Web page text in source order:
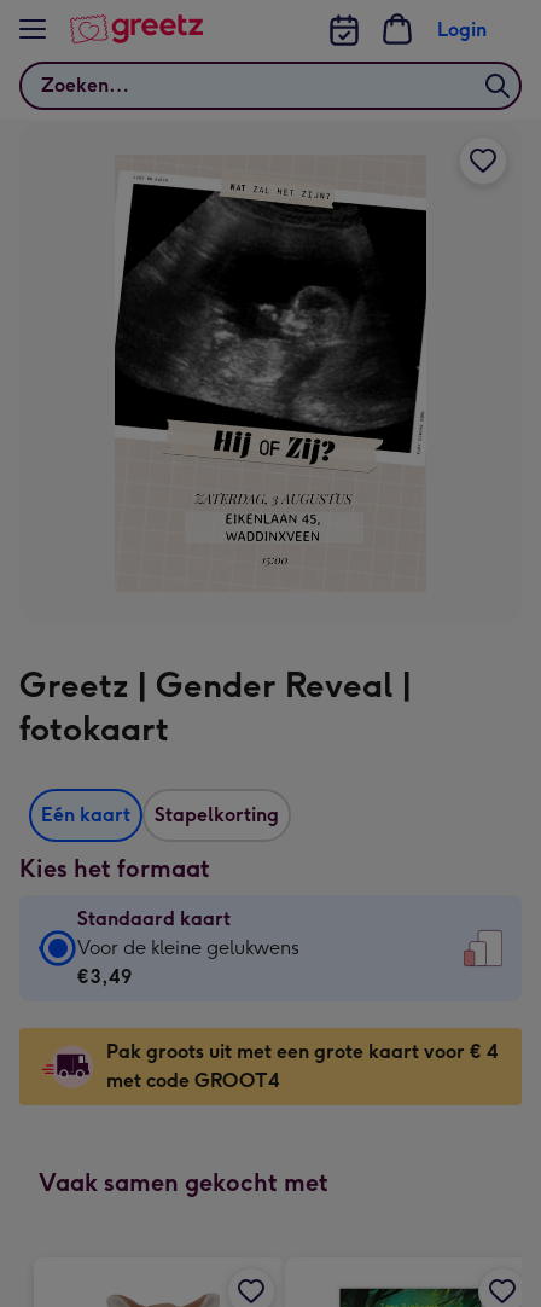
Bekijk meer
Zoeken
Login
Greetz | Gender Reveal |
fotokaart
Eén kaart Stapelkorting
Kies het formaat
Standaard kaart
Standaard
kaart
€3,49
-
Voor
gelukwens
Voor de kleine gelukwens
€3,49
Pak groots uit met een grote kaart voor € 4
met code GROOT4
Vaak samen gekocht met